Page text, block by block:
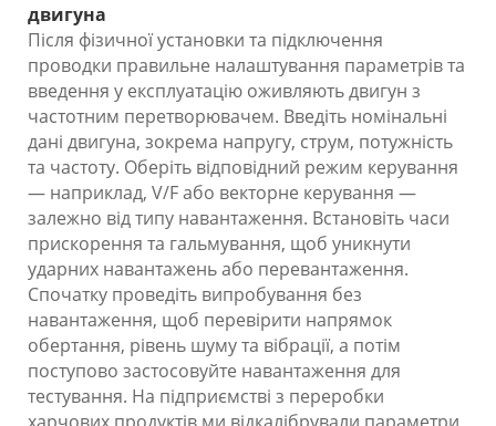
двигуна
Після фізичної установки та підключення
проводки правильне налаштування параметрів та
введення у експлуатацію оживляють двигун з
частотним перетворювачем. Введіть номінальні
дані двигуна, зокрема напругу, струм, потужність
та частоту. Оберіть відповідний режим керування
— наприклад, V/F або векторне керування —
залежно від типу навантаження. Встановіть часи
прискорення та гальмування, щоб уникнути
ударних навантажень або перевантаження.
Спочатку проведіть випробування без
навантаження, щоб перевірити напрямок
обертання, рівень шуму та вібрації, а потім
поступово застосовуйте навантаження для
тестування. На підприємстві з переробки